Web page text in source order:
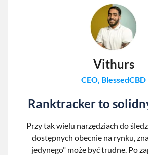
Vithurs
CEO, BlessedCBD
Ranktracker to
Przy tak wielu narzędziach do
dostępnych obecnie na rynku,
jedynego" może być trudne. Po